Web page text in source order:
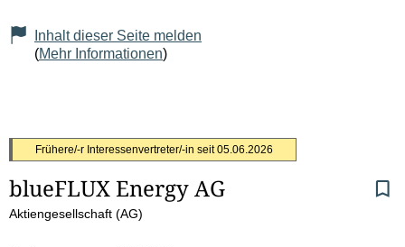
Inhalt dieser Seite melden
(Mehr Informationen)
S
e
Frühere/-r Interessenvertreter/-in seit 05.06.2026
blueFLUX Energy AG
Aktiengesellschaft (AG)